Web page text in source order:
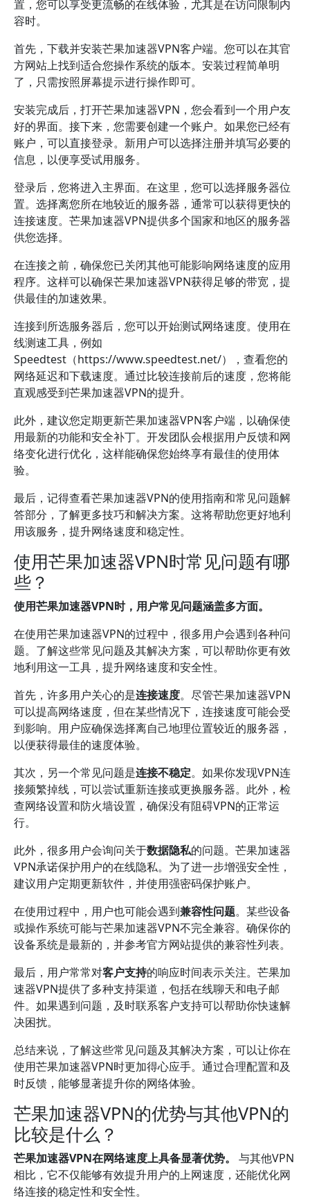
置，您可以享受更流畅的在线体验，尤其是在访问限制内
容时。
首先，下载并安装芒果加速器VPN客户端。您可以在其官
方网站上找到适合您操作系统的版本。安装过程简单明
了，只需按照屏幕提示进行操作即可。
安装完成后，打开芒果加速器VPN，您会看到一个用户友
好的界面。接下来，您需要创建一个账户。如果您已经有
账户，可以直接登录。新用户可以选择注册并填写必要的
信息，以便享受试用服务。
登录后，您将进入主界面。在这里，您可以选择服务器位
置。选择离您所在地较近的服务器，通常可以获得更快的
连接速度。芒果加速器VPN提供多个国家和地区的服务器
供您选择。
在连接之前，确保您已关闭其他可能影响网络速度的应用
程序。这样可以确保芒果加速器VPN获得足够的带宽，提
供最佳的加速效果。
连接到所选服务器后，您可以开始测试网络速度。使用在
线测速工具，例如
Speedtest（https://www.speedtest.net/），查看您的
网络延迟和下载速度。通过比较连接前后的速度，您将能
直观感受到芒果加速器VPN的提升。
此外，建议您定期更新芒果加速器VPN客户端，以确保使
用最新的功能和安全补丁。开发团队会根据用户反馈和网
络变化进行优化，这样能确保您始终享有最佳的使用体
验。
最后，记得查看芒果加速器VPN的使用指南和常见问题解
答部分，了解更多技巧和解决方案。这将帮助您更好地利
用该服务，提升网络速度和稳定性。
使用芒果加速器VPN时常见问题有哪
些？
使用芒果加速器VPN时，用户常见问题涵盖多方面。
在使用芒果加速器VPN的过程中，很多用户会遇到各种问
题。了解这些常见问题及其解决方案，可以帮助你更有效
地利用这一工具，提升网络速度和安全性。
首先，许多用户关心的是连接速度。尽管芒果加速器VPN
可以提高网络速度，但在某些情况下，连接速度可能会受
到影响。用户应确保选择离自己地理位置较近的服务器，
以便获得最佳的速度体验。
其次，另一个常见问题是连接不稳定。如果你发现VPN连
接频繁掉线，可以尝试重新连接或更换服务器。此外，检
查网络设置和防火墙设置，确保没有阻碍VPN的正常运
行。
此外，很多用户会询问关于数据隐私的问题。芒果加速器
VPN承诺保护用户的在线隐私。为了进一步增强安全性，
建议用户定期更新软件，并使用强密码保护账户。
在使用过程中，用户也可能会遇到兼容性问题。某些设备
或操作系统可能与芒果加速器VPN不完全兼容。确保你的
设备系统是最新的，并参考官方网站提供的兼容性列表。
最后，用户常常对客户支持的响应时间表示关注。芒果加
速器VPN提供了多种支持渠道，包括在线聊天和电子邮
件。如果遇到问题，及时联系客户支持可以帮助你快速解
决困扰。
总结来说，了解这些常见问题及其解决方案，可以让你在
使用芒果加速器VPN时更加得心应手。通过合理配置和及
时反馈，能够显著提升你的网络体验。
芒果加速器VPN的优势与其他VPN的
比较是什么？
芒果加速器VPN在网络速度上具备显著优势。
与其他VPN
相比，它不仅能够有效提升用户的上网速度，还能优化网
络连接的稳定性和安全性。